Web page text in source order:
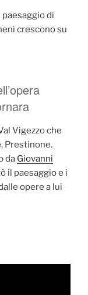
paesaggio di
crescono su
Vigezzo che
Prestinone.
da Giovanni
il paesaggio e i
opere a lui